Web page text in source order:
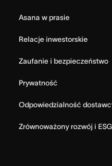
Asana w prasie
Relacje inwestorskie
Zaufanie i bezpieczeństwo
Prywatność
Odpowiedzialność
Zrównoważony rozwój i ESG